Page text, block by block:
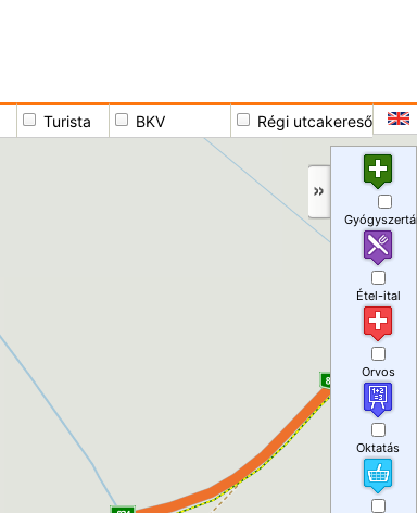
Turista BKV Régi utcakereső
Étel-ital
Orvos
Oktatás